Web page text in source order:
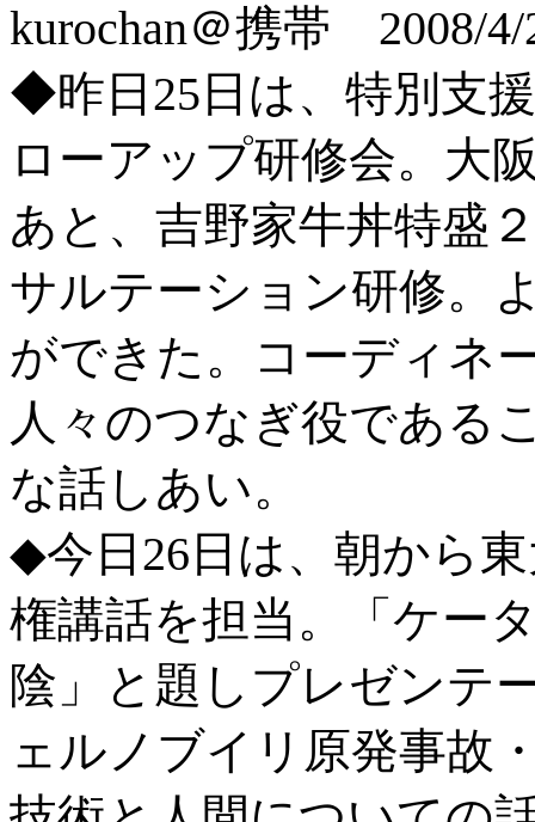
kurochan＠携帯 2008/4/
◆昨日25日は、特別支
ローアップ研修会。大
あと、吉野家牛丼特盛
サルテーション研修。
ができた。コーディネ
人々のつなぎ役である
な話しあい。
◆今日26日は、朝から
権講話を担当。「ケー
陰」と題しプレゼンテ
ェルノブイリ原発事故